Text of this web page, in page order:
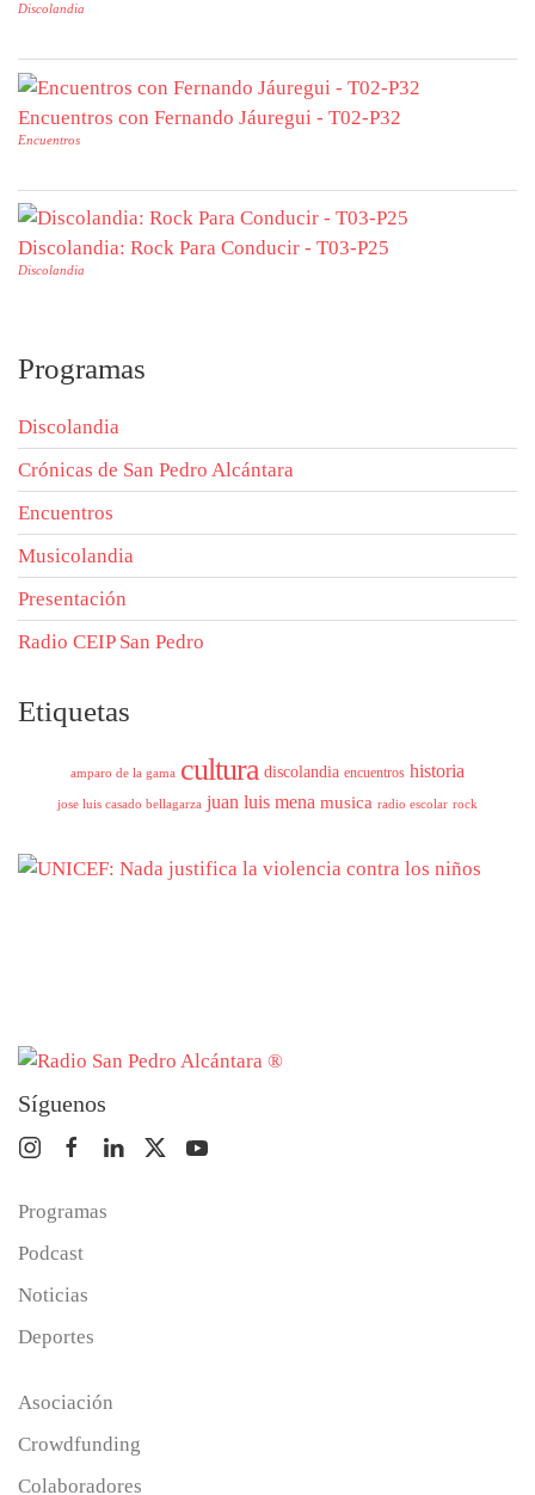
Discolandia
Encuentros con Fernando Jáuregui - T02-P32
Encuentros
Discolandia: Rock Para Conducir - T03-P25
Discolandia
Programas
Discolandia
Crónicas de San Pedro Alcántara
Encuentros
Musicolandia
Presentación
Radio CEIP San Pedro
Etiquetas
amparo de la gama cultura discolandia encuentros historia
jose luis casado bellagarza juan luis mena musica radio escolar rock
Síguenos
Programas
Podcast
Noticias
Deportes
Asociación
Crowdfunding
Colaboradores